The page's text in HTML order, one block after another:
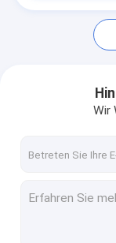
Bitte um ein
Modul 4G LTE
5G LTE-Modul
Wir